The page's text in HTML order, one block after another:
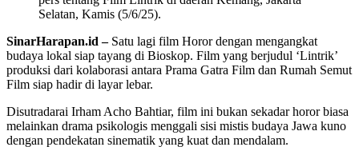
Selatan, Kamis (5/6/25).
SinarHarapan.id –Satu lagi film Horor dengan mengangkat
budaya lokal siap tayang di Bioskop. Film yang berjudul ‘Lintrik’
produksi dari kolaborasi antara Prama Gatra Film dan Rumah Semut
Film siap hadir di layar lebar.
Disutradarai Irham Acho Bahtiar, film ini bukan sekadar horor biasa
melainkan drama psikologis menggali sisi mistis budaya Jawa kuno
dengan pendekatan sinematik yang kuat dan mendalam.